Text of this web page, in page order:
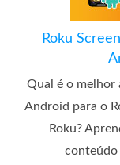
Roku
Qual é o melhor
Android para o
Roku?
conteúdo